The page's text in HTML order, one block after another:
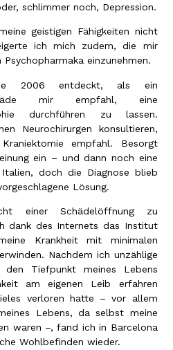
schlimmer noch, Depression.
geistigen Fähigkeiten nicht
ich mich zudem, die mir
einzunehmen.
2006 entdeckt, als ein
mir empfahl, eine
durchführen zu lassen.
Neurochirurgen konsultieren,
empfahl. Besorgt
ein – und dann noch eine
doch die Diagnose blieb
Lösung.
einer Schädelöffnung zu
dank des Internets das Institut
Krankheit mit minimalen
Nachdem ich unzählige
den Tiefpunkt meines Lebens
am eigenen Leib erfahren
verloren hatte – vor allem
Lebens, da selbst meine
waren –, fand ich in Barcelona
Wohlbefinden wieder.